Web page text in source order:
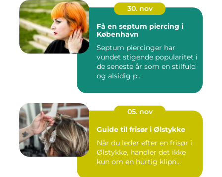
30. nov
Få en septum piercing i
København
Septum piercinger har
vundet stigende popularitet i
de seneste år som en stilfuld
og alsidig p...
05. nov
Guide til frisør i Ølstykke
Når du leder efter en frisør i
Ølstykke, handler det ikke
kun om en hurtig klipn...